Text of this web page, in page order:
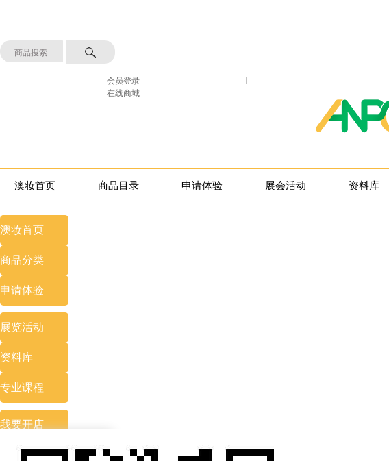
会员登录
在线商城
澳妆首页 商品目录 申请体验 展会活动 资料库
澳妆首页
商品分类
申请体验
展览活动
资料库
专业课程
我要开店
会员专区